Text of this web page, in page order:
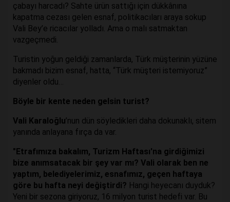
çabayı harcadı? Sahte ürün sattığı için dükkânına
kapatma cezası gelen esnaf, politikacıları araya sokup
Vali Bey’e ricacılar yolladı. Ama o malı satmaktan
vazgeçmedi.
Turistin yoğun geldiği zamanlarda, Türk müşterinin yüzüne
bakmadı bizim esnaf, hatta, “Türk müşteri istemiyoruz”
diyenler oldu…
Böyle bir kente neden gelsin turist?
Vali Karaloğlu’nun dün söyledikleri daha dokunaklı, sitem
yanında anlayana fırça da var.
"Etrafımıza bakalım, Turizm Haftası'na girdiğimizi
bize anımsatacak bir şey var mı? Vali olarak ben ne
yaptım, belediyelerimiz, esnafımız, geçen haftaya
göre bu hafta neyi değiştirdi? Hangi heyecanı duyduk?
Yeni bir sezona giriyoruz, 16 milyon turist hedefi var. Bu